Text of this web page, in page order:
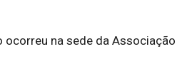
ocorreu na sede da Associação